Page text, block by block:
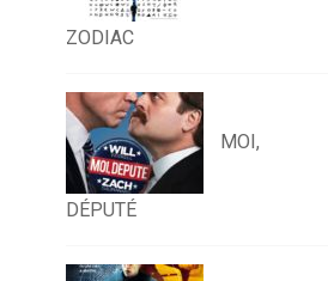
ZODIAC
MOI,
DÉPUTÉ